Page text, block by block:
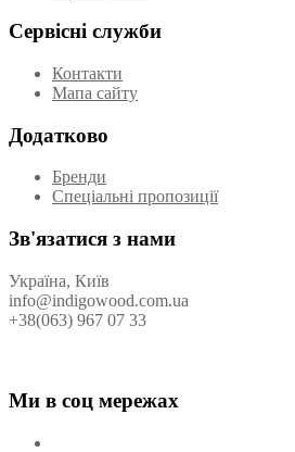
Сервісні служби
Контакти
Мапа сайту
Додатково
Бренди
Спеціальні пропозиції
Зв'язатися з нами
Україна, Київ
info@indigowood.com.ua
+38(063) 967 07 33
Ми в соц мережах